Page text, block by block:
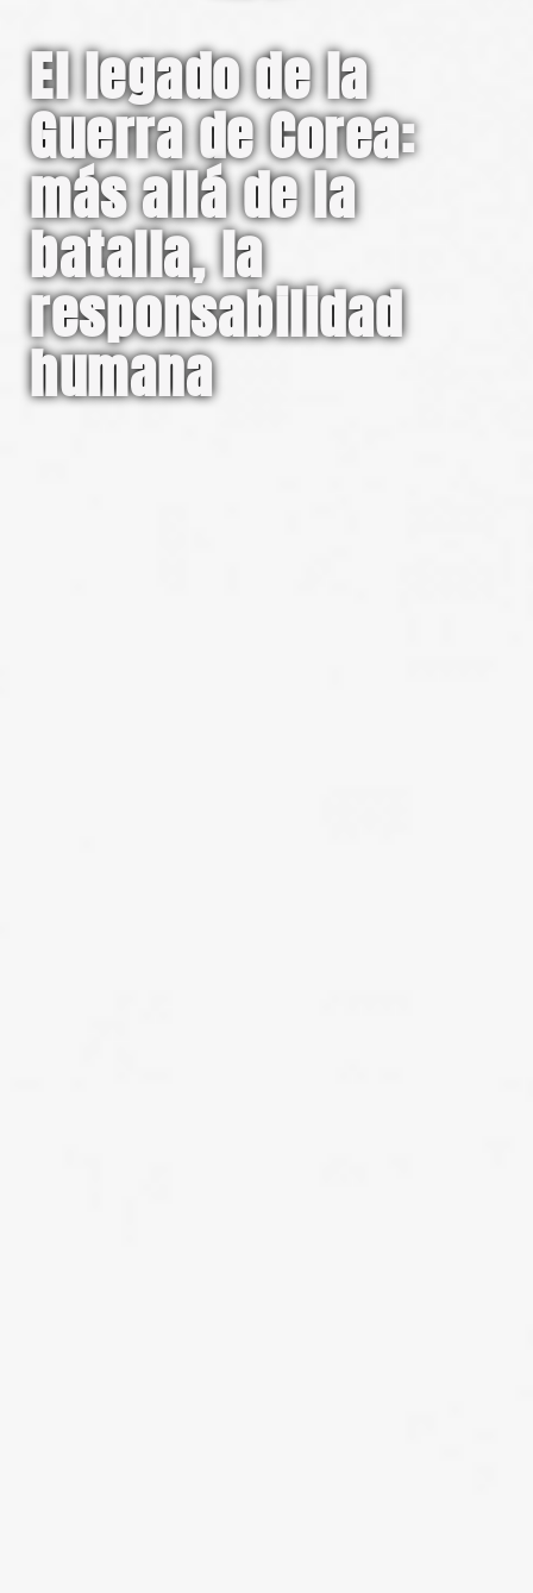
El legado de la
Guerra de Corea:
más allá de la
batalla, la
responsabilidad
humana